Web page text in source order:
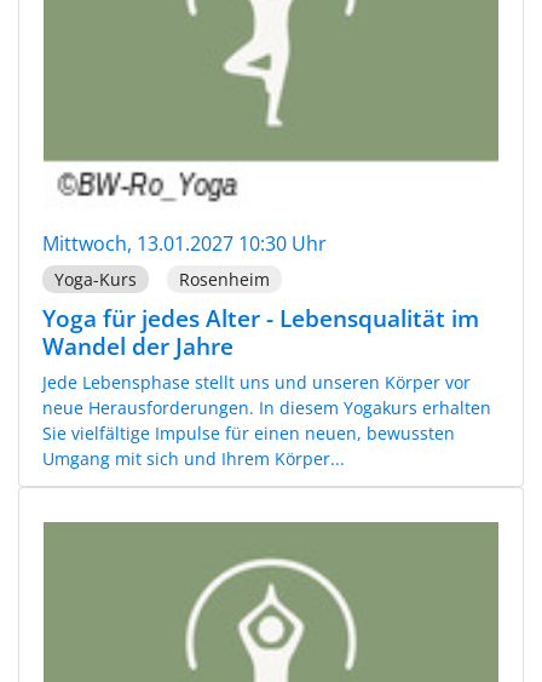
Mittwoch, 13.01.2027 10:30 Uhr
Yoga-Kurs Rosenheim
Yoga für jedes Alter - Lebensqualität im
Wandel der Jahre
Jede Lebensphase stellt uns und unseren Körper vor
neue Herausforderungen. In diesem Yogakurs erhalten
Sie vielfältige Impulse für einen neuen, bewussten
Umgang mit sich und Ihrem Körper...